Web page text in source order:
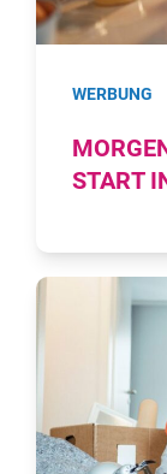
WERBUNG
START